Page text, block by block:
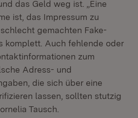
das Geld weg ist. „Eine
ist, das Impressum zu
gemachten Fake-
komplett. Auch fehlende oder
zum
Adress- und
die sich über eine
lassen, sollten stutzig
Tausch.